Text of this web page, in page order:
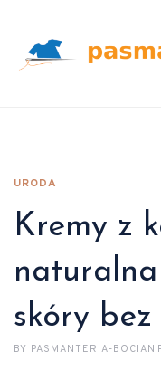
URODA
Kremy z
skóry
BY PASMANTERIA-